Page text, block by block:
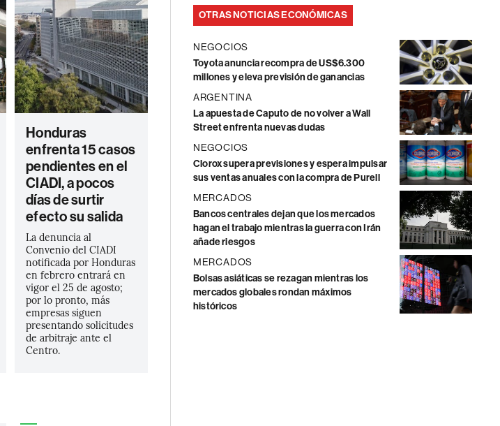
Honduras
enfrenta 15 casos
pendientes en el
CIADI, a pocos
días de surtir
efecto su salida
La denuncia al
Convenio del CIADI
notificada por Honduras
en febrero entrará en
vigor el 25 de agosto;
por lo pronto, más
empresas siguen
presentando solicitudes
de arbitraje ante el
Centro.
OTRAS NOTICIAS ECONÓMICAS
NEGOCIOS
Toyota anuncia recompra de US$6.300
millones y eleva previsión de ganancias
ARGENTINA
La apuesta de Caputo de no volver a Wall
Street enfrenta nuevas dudas
NEGOCIOS
Clorox supera previsiones y espera impulsar
sus ventas anuales con la compra de Purell
MERCADOS
Bancos centrales dejan que los mercados
hagan el trabajo mientras la guerra con Irán
añade riesgos
MERCADOS
Bolsas asiáticas se rezagan mientras los
mercados globales rondan máximos
históricos